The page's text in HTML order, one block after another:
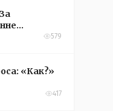
в579
«Как?»
417